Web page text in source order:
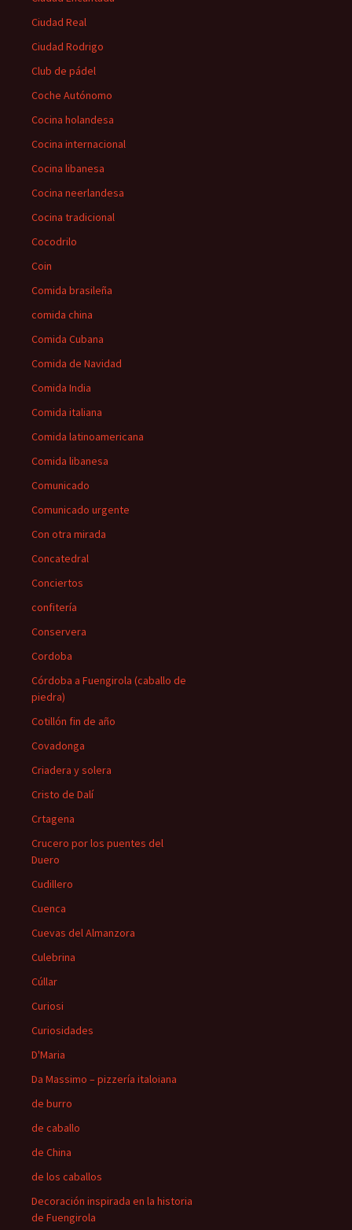
Ciudad Real
Ciudad Rodrigo
Club de pádel
Coche Autónomo
Cocina holandesa
Cocina internacional
Cocina libanesa
Cocina neerlandesa
Cocina tradicional
Cocodrilo
Coin
Comida brasileña
comida china
Comida Cubana
Comida de Navidad
Comida India
Comida italiana
Comida latinoamericana
Comida libanesa
Comunicado
Comunicado urgente
Con otra mirada
Concatedral
Conciertos
confitería
Conservera
Cordoba
Córdoba a Fuengirola (caballo de
piedra)
Cotillón fin de año
Covadonga
Criadera y solera
Cristo de Dalí
Crtagena
Crucero por los puentes del
Duero
Cudillero
Cuenca
Cuevas del Almanzora
Culebrina
Cúllar
Curiosi
Curiosidades
D'Maria
Da Massimo – pizzería italoiana
de burro
de caballo
de China
de los caballos
Decoración inspirada en la historia
de Fuengirola